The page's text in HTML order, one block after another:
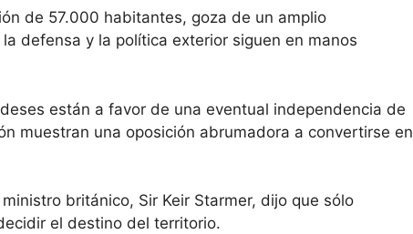
de 57.000 habitantes, goza de un amplio
defensa y la política exterior siguen en manos
están a favor de una eventual independencia de
muestran una oposición abrumadora a convertirse en
británico, Sir Keir Starmer, dijo que sólo
el destino del territorio.